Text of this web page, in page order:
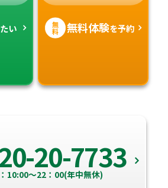
い 無
料 無料体験を予約
20-7733
10:00～22：00(年中無休)